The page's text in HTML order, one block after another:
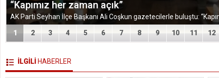
TÜGEM Adana Temmuz Ayı Toplantısında Yol
1 2 3 4 5 6 7 8 9 10 11 12
İLGİLİ HABERLER